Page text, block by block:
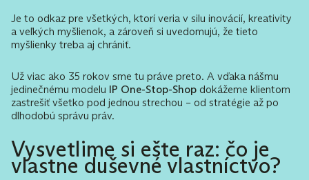
Je to odkaz pre všetkých, ktorí veria v silu inovácií, kreativity
a veľkých myšlienok, a zároveň si uvedomujú, že tieto
myšlienky treba aj chrániť.
Už viac ako 35 rokov sme tu práve preto. A vďaka nášmu
jedinečnému modelu IP One-Stop-Shop dokážeme klientom
zastrešiť všetko pod jednou strechou – od stratégie až po
dlhodobú správu práv.
Vysvetlime si ešte raz: čo je
vlastne duševné vlastníctvo?